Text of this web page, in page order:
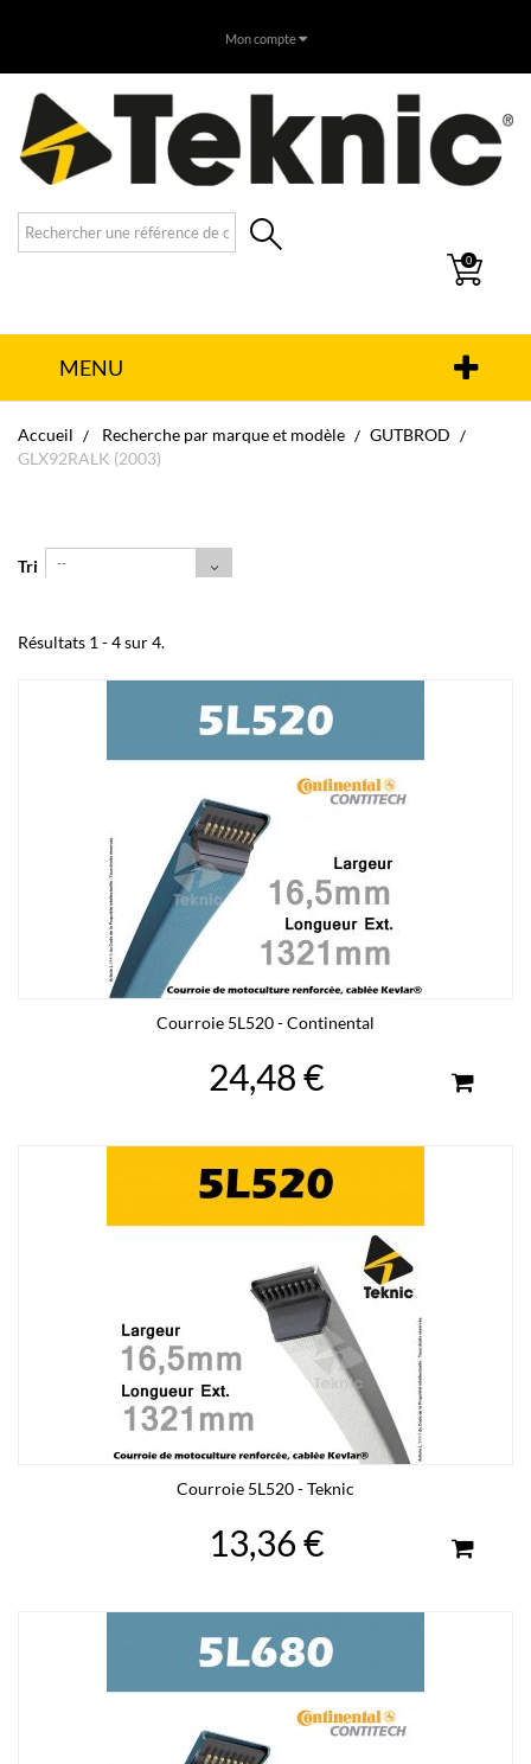
Mon compte
0
MENU
Accueil Recherche par marque et modèle
GUTBROD
GLX92RALK (2003)
Tri --
Résultats 1 - 4 sur 4.
Courroie 5L520 - Continental
24,48 €
Courroie 5L520 - Teknic
13,36 €